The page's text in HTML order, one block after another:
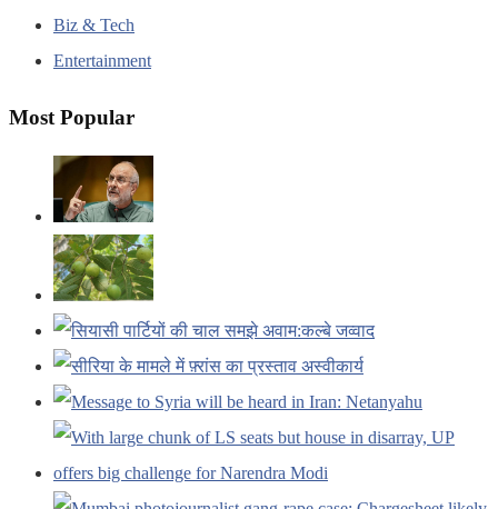
Biz & Tech
Entertainment
Most Popular